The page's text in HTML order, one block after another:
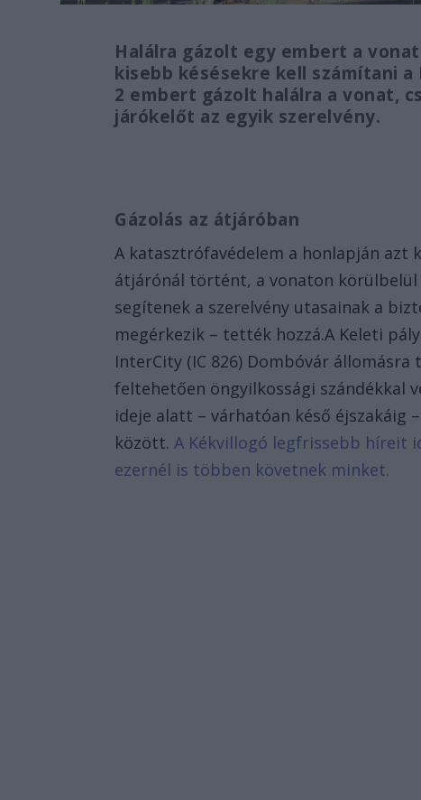
Halálra gázolt egy embert a
kisebb késésekre kell számítani
2 embert gázolt halálra a vonat,
járókelőt az egyik szerelvény.
Gázolás az átjáróban
A katasztrófavédelem a honlapján azt
átjárónál történt, a vonaton
segítenek a szerelvény utasainak a
megérkezik – tették hozzá.A Keleti
InterCity (IC 826) Dombóvár
feltehetően öngyilkossági szándékkal
ideje alatt – várhatóan késő éjszakáig
között.A Kékvillogó legfrissebb híreit
ezernél is többen követnek minket.